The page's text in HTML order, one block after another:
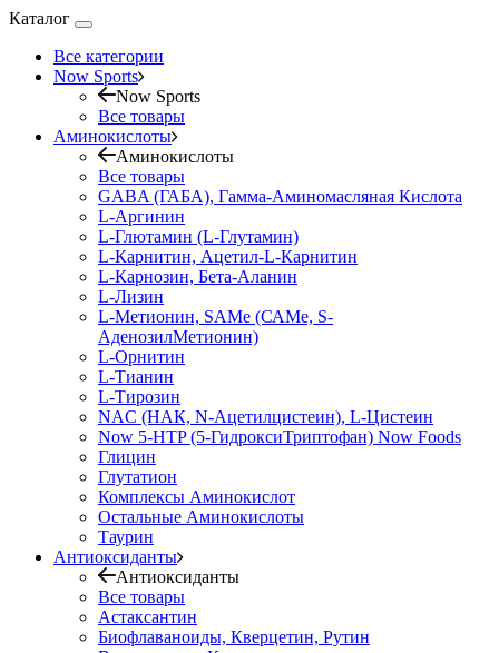
Каталог
Все категории
Now Sports
Now Sports
Все товары
Аминокислоты
Аминокислоты
Все товары
GABA (ГАБА), Гамма-Аминомасляная Кислота
L-Аргинин
L-Глютамин (L-Глутамин)
L-Карнитин, Ацетил-L-Карнитин
L-Карнозин, Бета-Аланин
L-Лизин
L-Метионин, SAMe (САМе, S-
АденозилМетионин)
L-Орнитин
L-Тианин
L-Тирозин
NAC (НАК, N-Ацетилцистеин), L-Цистеин
Now 5-HTP (5-ГидроксиТриптофан) Now Foods
Глицин
Глутатион
Комплексы Аминокислот
Остальные Аминокислоты
Таурин
Антиоксиданты
Антиоксиданты
Все товары
Астаксантин
Биофлаваноиды, Кверцетин, Рутин